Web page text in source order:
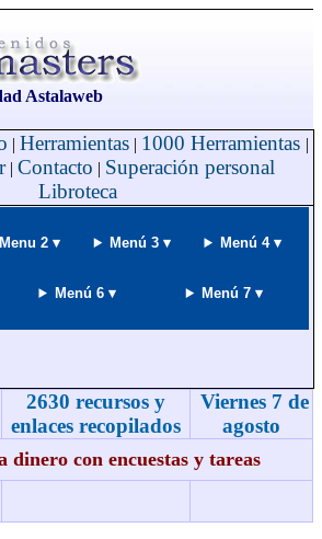
Astalaweb
| Herramientas | 1000 Herramientas |
| Contacto | Superación personal
Libroteca
Menu 2 ▾ Menú 3 ▾ Menú 4 ▾
Menú 6 ▾ Menú 7 ▾
2630 recursos y
enlaces recopilados
Viernes 7 de
agosto
dinero con encuestas y tareas